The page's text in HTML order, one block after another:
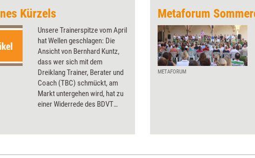
Kürzels
Unsere Trainerspitze vom April
hat Wellen geschlagen: Die
Ansicht von Bernhard Kuntz,
dass wer sich mit dem
Dreiklang Trainer, Berater und
Coach (TBC) schmückt, am
Markt untergehen wird, hat zu
einer Widerrede des BDVT
findet unser Leser Günther
Metaforum
METAFORUM